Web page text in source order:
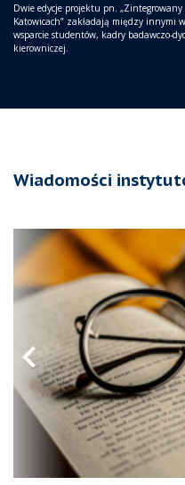
Dwie edycje projektu pn.
Katowicach” zakładają między innymi
wsparcie studentów, kadry badawczo-
kierowniczej.
Wiadomości